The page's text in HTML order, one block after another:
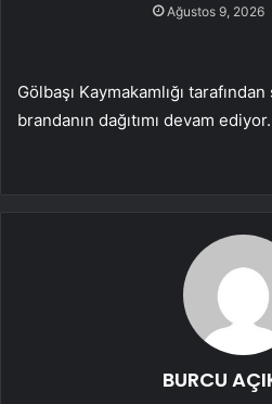
Ağustos 9, 2026
Gölbaşı Kaymakamlığı
brandanın dağıtımı devam
BURCU